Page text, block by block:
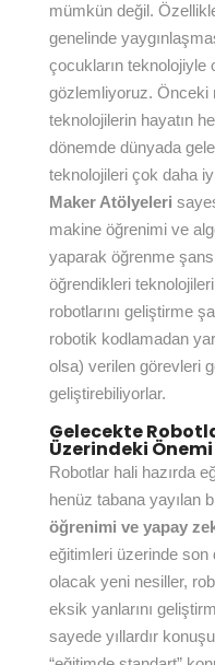
mümkün değil.
genelinde
çocukların teknolojiyle
gözlemliyoruz. Önceki
teknolojilerin hayatın
dönemde dünyada
teknolojileri çok daha
Maker Atölyeleri
makine öğrenimi ve
yaparak öğrenme
öğrendikleri
robotlarını geliştirme
robotik kodlamadan
olsa) verilen görevleri
geliştirebiliyorlar.
Gelecekte
Üzerindeki Önemi
Robotlar hali hazırda
henüz tabana yayılan
öğrenimi ve yapay
eğitimleri üzerinde
olacak yeni nesiller,
eksik yanlarını
sayede yıllardır